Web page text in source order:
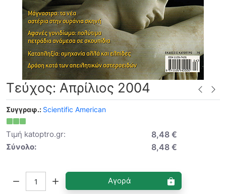
Τεύχος: Απρίλιος 2004
Συγγραφ.: Scientific American
Τιμή katoptro.gr: 8,48 €
Σύνολο: 8,48 €
Αγορά